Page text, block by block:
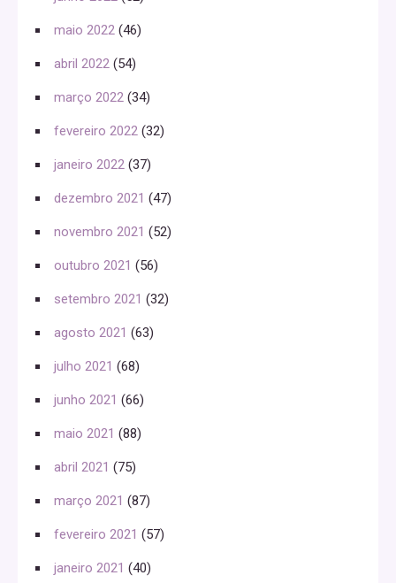
maio 2022 (46)
abril 2022 (54)
março 2022 (34)
fevereiro 2022 (32)
janeiro 2022 (37)
dezembro 2021 (47)
novembro 2021 (52)
outubro 2021 (56)
setembro 2021 (32)
agosto 2021 (63)
julho 2021 (68)
junho 2021 (66)
maio 2021 (88)
abril 2021 (75)
março 2021 (87)
fevereiro 2021 (57)
janeiro 2021 (40)